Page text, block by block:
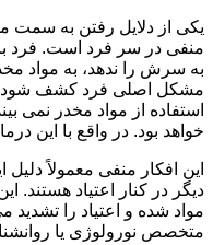
یکی از دلایل رفتن به سمت
منفی در سر فرد است. فرد
به سرش را ندهد، به مواد
مشکل اصلی فرد کشف شود و
استفاده از مواد مخدر نمی
خواهد بود. در واقع با این
این افکار منفی معمولاً دلیل
دیگر در کنار اعتیاد هستند.
مواد شده و اعتیاد را تشدید
متخصص نورولوژی یا